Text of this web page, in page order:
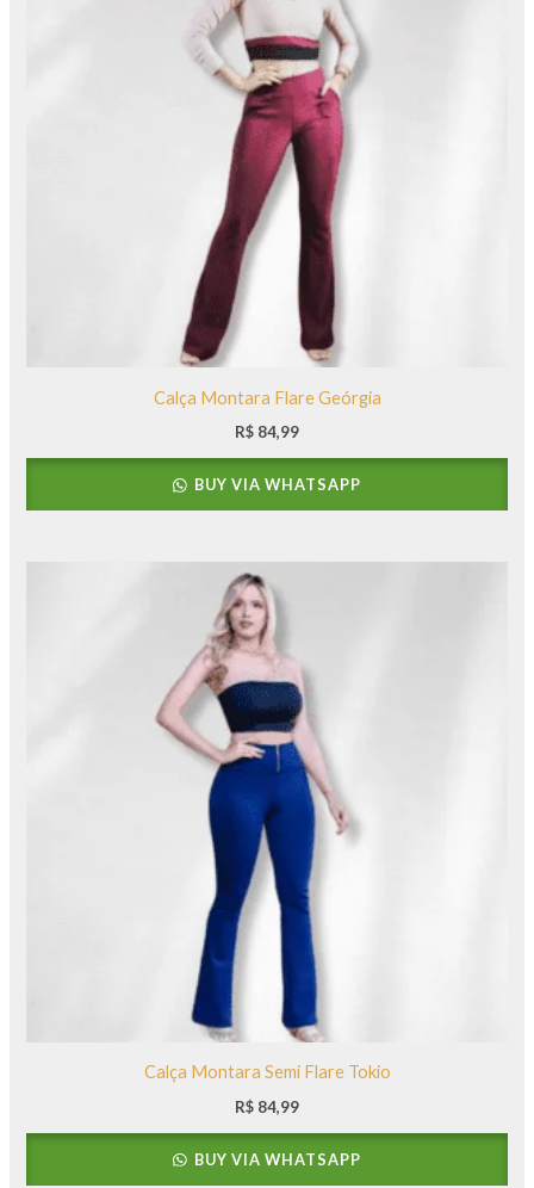
Calça Montara Flare Geórgia
R$ 84,99
BUY VIA WHATSAPP
Calça Montara Semi Flare Tokio
R$ 84,99
BUY VIA WHATSAPP